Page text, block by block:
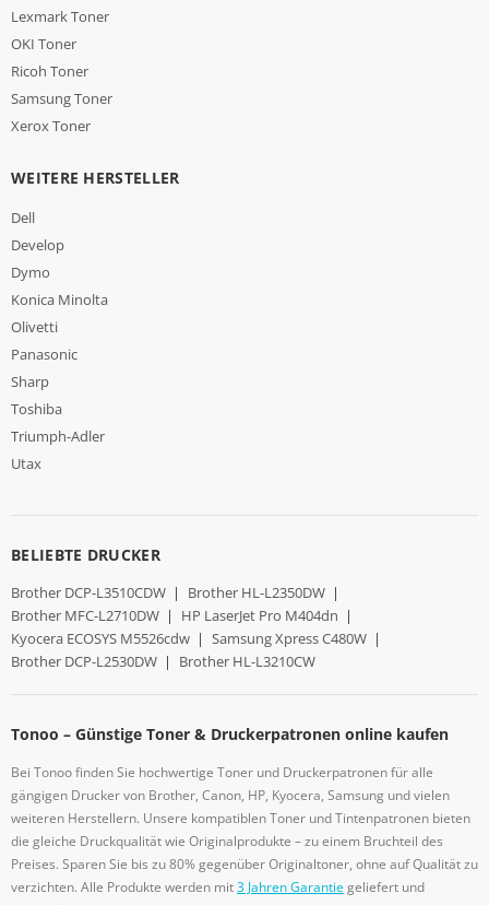
Lexmark Toner
OKI Toner
Ricoh Toner
Samsung Toner
Xerox Toner
WEITERE HERSTELLER
Dell
Develop
Dymo
Konica Minolta
Olivetti
Panasonic
Sharp
Toshiba
Triumph-Adler
Utax
BELIEBTE DRUCKER
Brother DCP-L3510CDW | Brother HL-L2350DW |
Brother MFC-L2710DW | HP LaserJet Pro M404dn |
Kyocera ECOSYS M5526cdw | Samsung Xpress C480W |
Brother DCP-L2530DW | Brother HL-L3210CW
Tonoo – Günstige Toner & Druckerpatronen online kaufen
Bei Tonoo finden Sie hochwertige Toner und Druckerpatronen für alle
gängigen Drucker von Brother, Canon, HP, Kyocera, Samsung und vielen
weiteren Herstellern. Unsere kompatiblen Toner und Tintenpatronen bieten
die gleiche Druckqualität wie Originalprodukte – zu einem Bruchteil des
Preises. Sparen Sie bis zu 80% gegenüber Originaltoner, ohne auf Qualität zu
verzichten. Alle Produkte werden mit3 Jahren Garantiegeliefert und